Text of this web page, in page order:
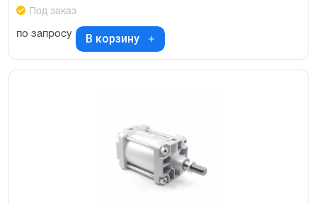
Под заказ
по запросу В корзину